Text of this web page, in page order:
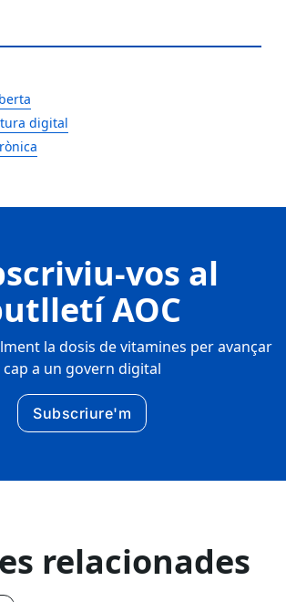
digital
vos al
AOC
la dosis de vitamines per avançar
cap a un govern digital
Subscriure'm
relacionades